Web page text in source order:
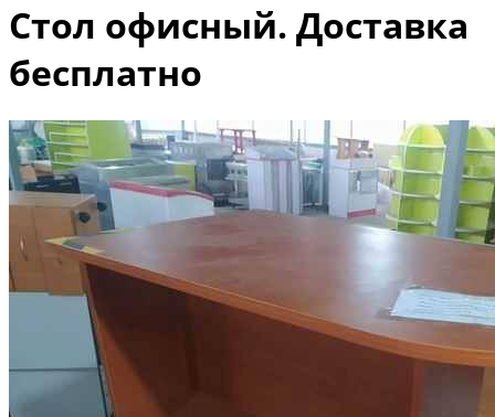
Стол офисный. Доставка
бесплатно